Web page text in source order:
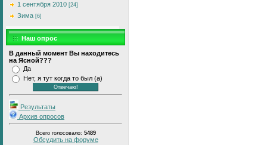
1 сентября 2010 [24]
Зима [6]
Наш опрос
В данный момент Вы находитесь
на Ясной???
Да
Нет, я тут когда то был (а)
Результаты
Архив опросов
Всего голосовало: 5489
Обсудить на форуме